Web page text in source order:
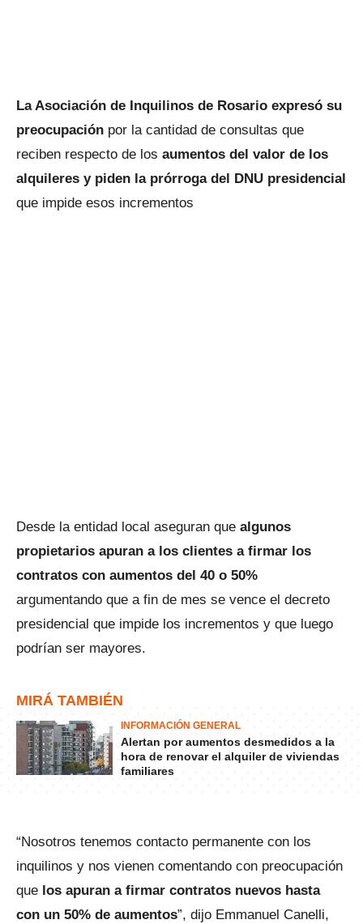
La Asociación de Inquilinos de Rosario expresó su
preocupación por la cantidad de consultas que
reciben respecto de los aumentos del valor de los
alquileres y piden la prórroga del DNU presidencial
que impide esos incrementos
Desde la entidad local aseguran que algunos
propietarios apuran a los clientes a firmar los
contratos con aumentos del 40 o 50%
argumentando que a fin de mes se vence el decreto
presidencial que impide los incrementos y que luego
podrían ser mayores.
MIRÁ TAMBIÉN
INFORMACIÓN GENERAL
Alertan por aumentos desmedidos a la
hora de renovar el alquiler de viviendas
familiares
“Nosotros tenemos contacto permanente con los
inquilinos y nos vienen comentando con preocupación
que los apuran a firmar contratos nuevos hasta
con un 50% de aumentos”, dijo Emmanuel Canelli,